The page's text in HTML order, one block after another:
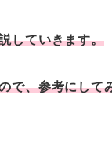
していきます。
で、参考にして